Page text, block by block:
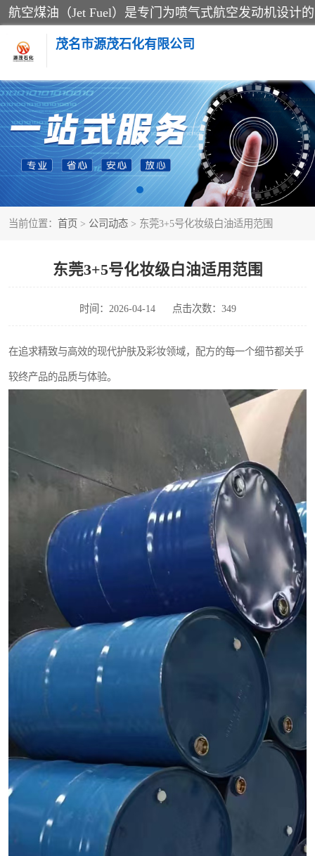
茂名市源茂石化有限公司
当前位置： 首页 > 公司动态 > 东莞3+5号化妆级白油适用范围
东莞3+5号化妆级白油适用范围
时间：2026-04-14 点击次数：349
在追求精致与高效的现代护肤及彩妆领域，配方的每一个细节都关乎
较终产品的品质与体验。
RP3航空煤油
D40+D60溶剂油
6号+120号溶剂油
异构烷烃
3+5号化妆级白油